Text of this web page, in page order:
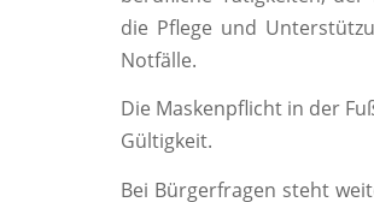
die Pflege und
Notfälle.
Die Maskenpflicht in der
Gültigkeit.
Bei Bürgerfragen steht